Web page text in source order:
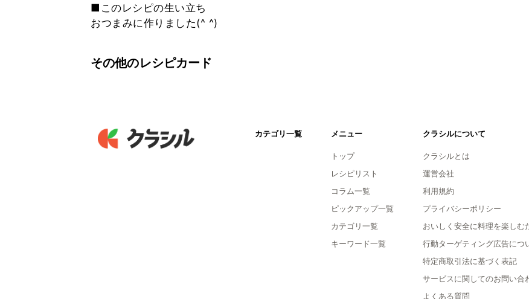
■このレシピの生い立ち
おつまみに作りました(^ ^)
その他のレシピカード
カテゴリ一覧 メニュー
トップ
レシピリスト
コラム一覧
ピックアップ一覧
カテゴリ一覧
キーワード一覧
クラシルについて
クラシルとは
運営会社
利用規約
プライバシーポリシー
おいしく安全に料理を楽しむ
行動ターゲティング広告につ
特定商取引法に基づく表記
サービスに関してのお問い合
よくある質問